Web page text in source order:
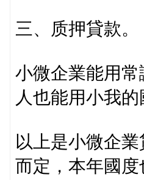
三、质押貸款。
小微企業能用
人也能用小我
以上是小微企
而定，本年國